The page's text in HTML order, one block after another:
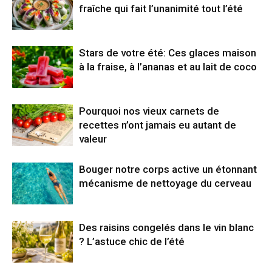
fraîche qui fait l’unanimité tout l’été
Stars de votre été: Ces glaces maison
à la fraise, à l’ananas et au lait de coco
Pourquoi nos vieux carnets de
recettes n’ont jamais eu autant de
valeur
Bouger notre corps active un étonnant
mécanisme de nettoyage du cerveau
Des raisins congelés dans le vin blanc
? L’astuce chic de l’été